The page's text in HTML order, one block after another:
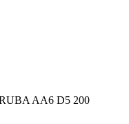
AA6 D5 200